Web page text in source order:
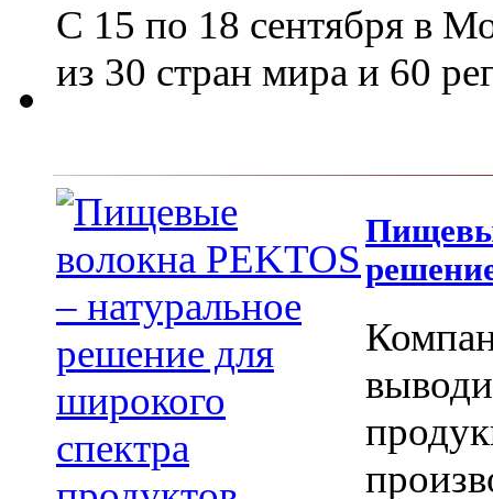
С 15 по 18 сентября в
из 30 стран мира и 60